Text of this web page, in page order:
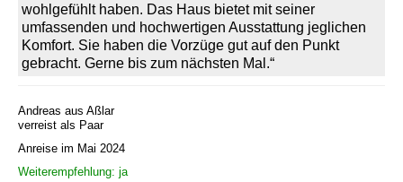
wohlgefühlt haben. Das Haus bietet mit seiner
umfassenden und hochwertigen Ausstattung jeglichen
Komfort. Sie haben die Vorzüge gut auf den Punkt
gebracht. Gerne bis zum nächsten Mal.“
Andreas aus Aßlar
verreist als Paar
Anreise im Mai 2024
Weiterempfehlung: ja